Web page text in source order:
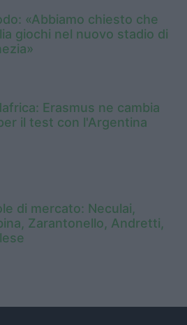
«Abbiamo chiesto che
giochi nel nuovo stadio di
Erasmus ne cambia
il test con l'Argentina
di mercato: Neculai,
Zarantonello, Andretti,